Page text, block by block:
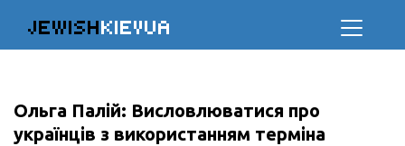
JEWISHKIEVUA
Ольга Палій: Висловлюватися про
українців з використанням терміна